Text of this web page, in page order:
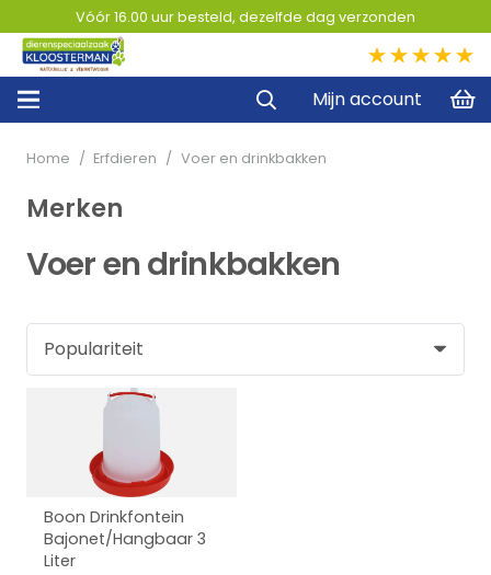
Vóór 16.00 uur besteld, dezelfde dag verzonden
Mijn account
Home / Erfdieren / Voer en drinkbakken
Voer en drinkbakken
Boon Drinkfontein
Bajonet/Hangbaar 3
Liter
Merken